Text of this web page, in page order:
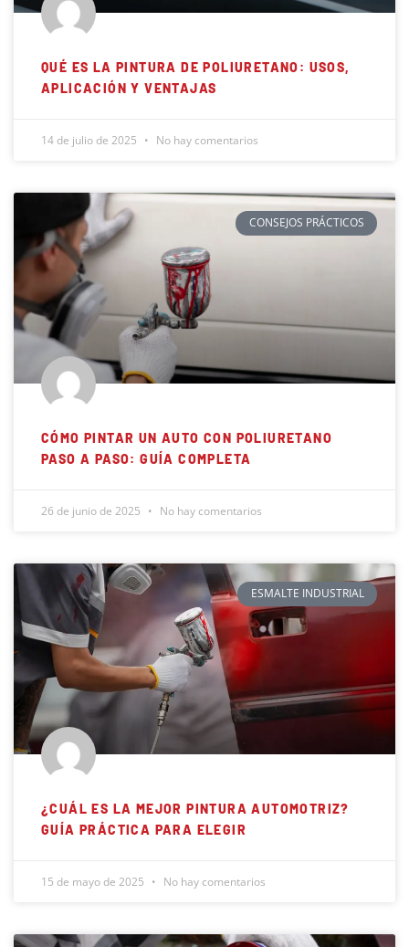
QUÉ ES LA PINTURA DE POLIURETANO: USOS,
APLICACIÓN Y VENTAJAS
14 de julio de 2025 No hay comentarios
CONSEJOS PRÁCTICOS
CÓMO PINTAR UN AUTO CON POLIURETANO
PASO A PASO: GUÍA COMPLETA
26 de junio de 2025 No hay comentarios
ESMALTE INDUSTRIAL
¿CUÁL ES LA MEJOR PINTURA AUTOMOTRIZ?
GUÍA PRÁCTICA PARA ELEGIR
15 de mayo de 2025 No hay comentarios